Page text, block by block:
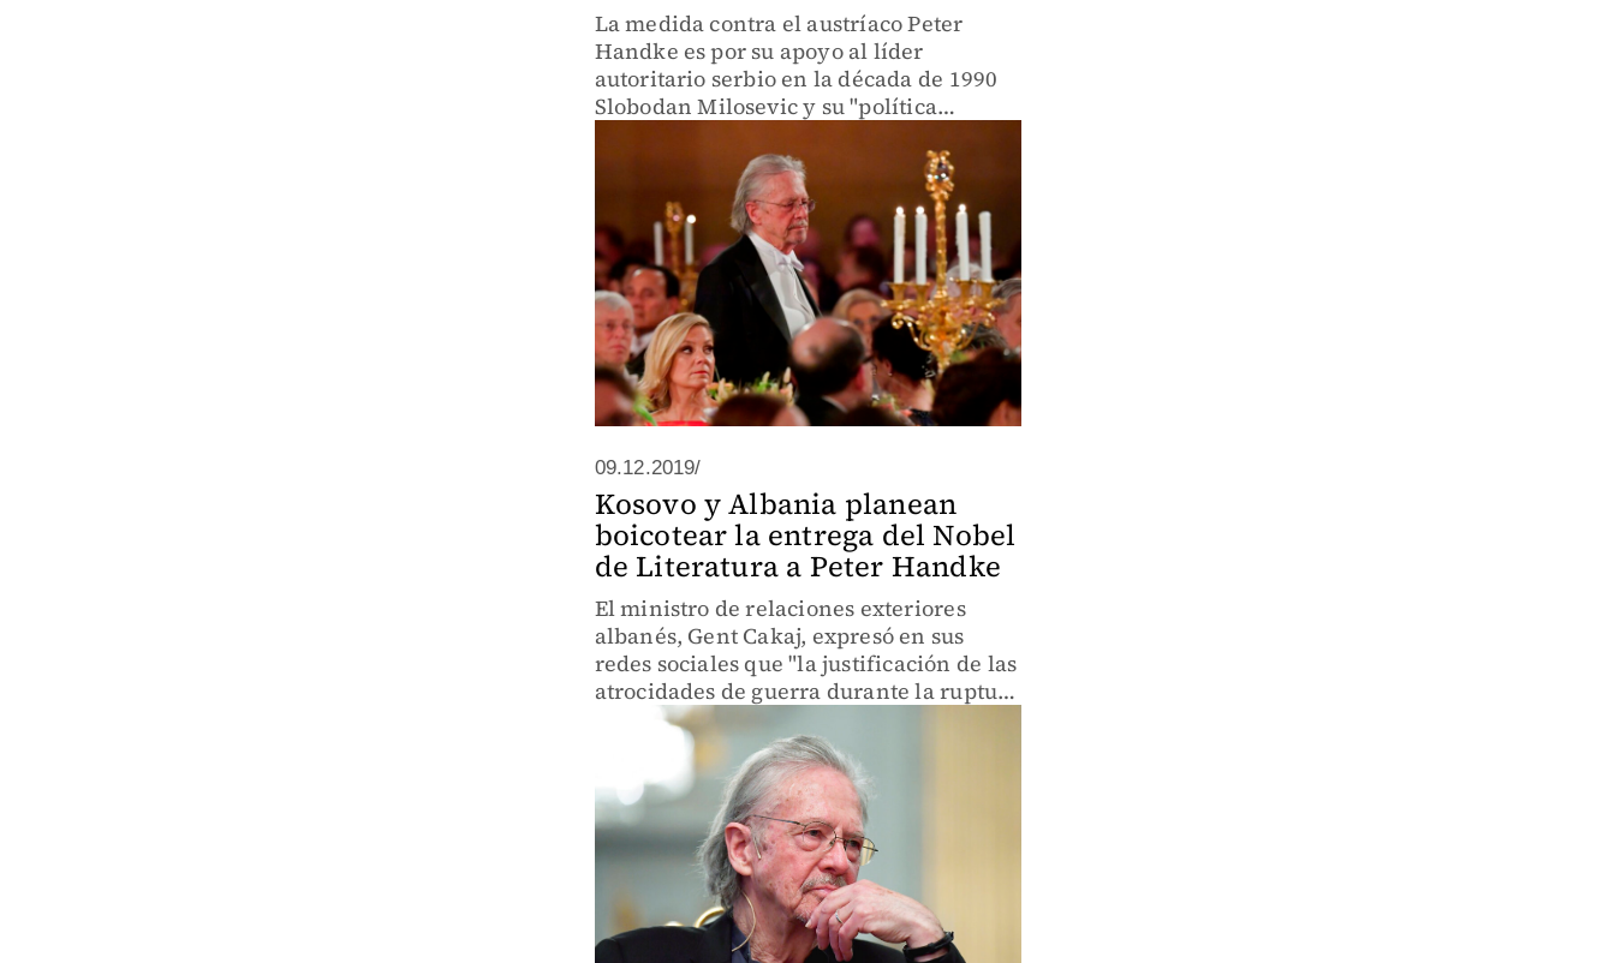
La medida contra el austríaco Peter
Handke es por su apoyo al líder
autoritario serbio en la década de 1990
Slobodan Milosevic y su "política
09.12.2019/
Kosovo y Albania planean
boicotear la entrega del Nobel
de Literatura a Peter Handke
El ministro de relaciones exteriores
albanés, Gent Cakaj, expresó en sus
redes sociales que "la justificación de las
atrocidades de guerra durante la ruptura
de Yugoslavia no debe ser
recompensada".